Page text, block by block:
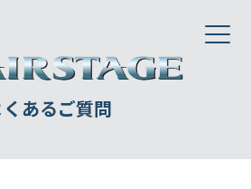
くあるご質問